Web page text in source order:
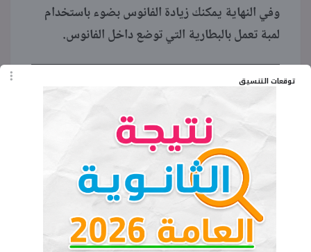
توقعات التنسيق
وفي النهاية يمكنك زيادة الفانوس بضوء باستخدام
لمبة تعمل بالبطارية التي توضع داخل الفانوس.